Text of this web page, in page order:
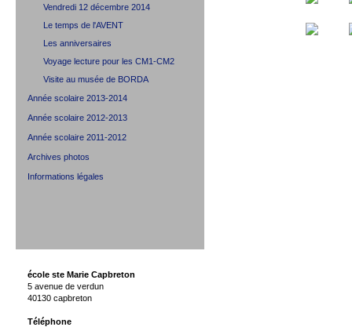
Vendredi 12 décembre 2014
Le temps de l'AVENT
Les anniversaires
Voyage lecture pour les CM1-CM2
Visite au musée de BORDA
Année scolaire 2013-2014
Année scolaire 2012-2013
Année scolaire 2011-2012
Archives photos
Informations légales
école ste Marie Capbreton
5 avenue de verdun
40130 capbreton
Téléphone